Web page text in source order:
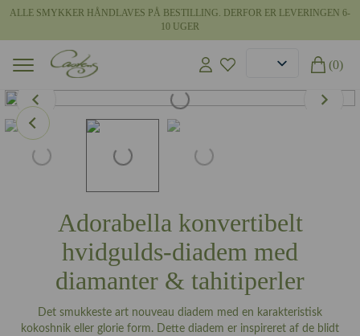
ALLE SMYKKER HÅNDLAVES PÅ BESTILLING. DERFOR ER LEVERINGEN 6-
10 UGER
(0)
Adorabella konvertibelt
hvidgulds-diadem med
diamanter & tahitiperler
Det smukkeste art nouveau diadem med en karakteristisk
kokoshnik eller glorie form. Dette diadem er inspireret af de blidt